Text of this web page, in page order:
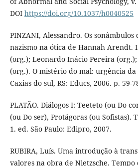
DOI https://doi.org/10.1037/h0040525
PINZANI, Alessandro. Os
nazismo na ótica de Hannah Arendt.
(org.); Leonardo Inácio Pereira
(org.). O mistério do mal: urgência
Caxias do sul, RS: Educs, 2006. p. 59-
PLATÃO. Diálogos I: Teeteto (ou Do
(ou Do ser), Protágoras (ou Sofistas).
1. ed. São Paulo: Edipro, 2007.
RUBIRA, Luís. Uma introdução à
valores na obra de Nietzsche. Tempo